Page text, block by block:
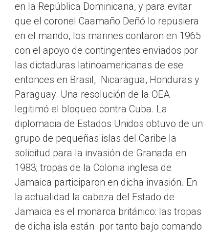
en la República Dominicana, y para evitar
que el coronel Caamaño Deñó lo repusiera
en el mando, los marines contaron en 1965
con el apoyo de contingentes enviados por
las dictaduras latinoamericanas de ese
entonces en Brasil, Nicaragua, Honduras y
Paraguay. Una resolución de la OEA
legitimó el bloqueo contra Cuba. La
diplomacia de Estados Unidos obtuvo de un
grupo de pequeñas islas del Caribe la
solicitud para la invasión de Granada en
1983; tropas de la Colonia inglesa de
Jamaica participaron en dicha invasión. En
la actualidad la cabeza del Estado de
Jamaica es el monarca británico: las tropas
de dicha isla están por tanto bajo comando